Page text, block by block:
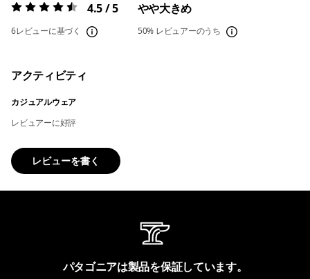
評価:4.5 / 5 4.5 / 5
6レビューに基づく
やや大きめ
50% レビュアーのうち
アクティビティ
カジュアルウェア
レビュアーに好評
レビューを書く
パタゴニアは製品を保証しています。